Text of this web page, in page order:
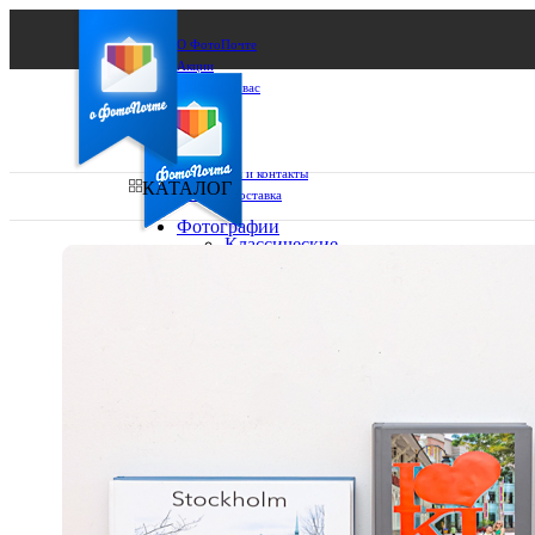
О ФотоПочте
Акции
Сделаем за вас
Бизнесу
FAQ
Франшиза
Поддержка и контакты
Оплата и доставка
КАТАЛОГ
Фотографии
Классические
А4
Фото